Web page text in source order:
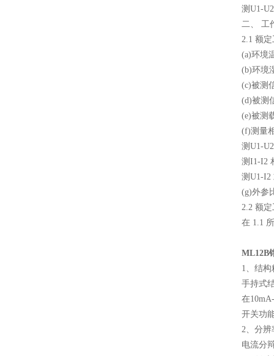
测U1-
二、 工
2.1 额
(a)环境
(b)环境
(c)被测
(d)被测
(e)被测
(f)测量
测U1-
测I1-I2
测U1-I2
(g)外参
2.2 额
在 1.1
ML12B
1、结
手持式
在
开关功
2、分辨
电流分